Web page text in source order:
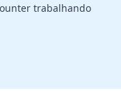
trabalhando